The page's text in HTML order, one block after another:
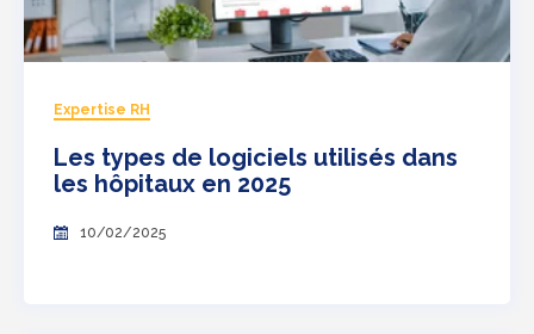
Expertise RH
Les types de logiciels utilisés dans
les hôpitaux en 2025
10/02/2025